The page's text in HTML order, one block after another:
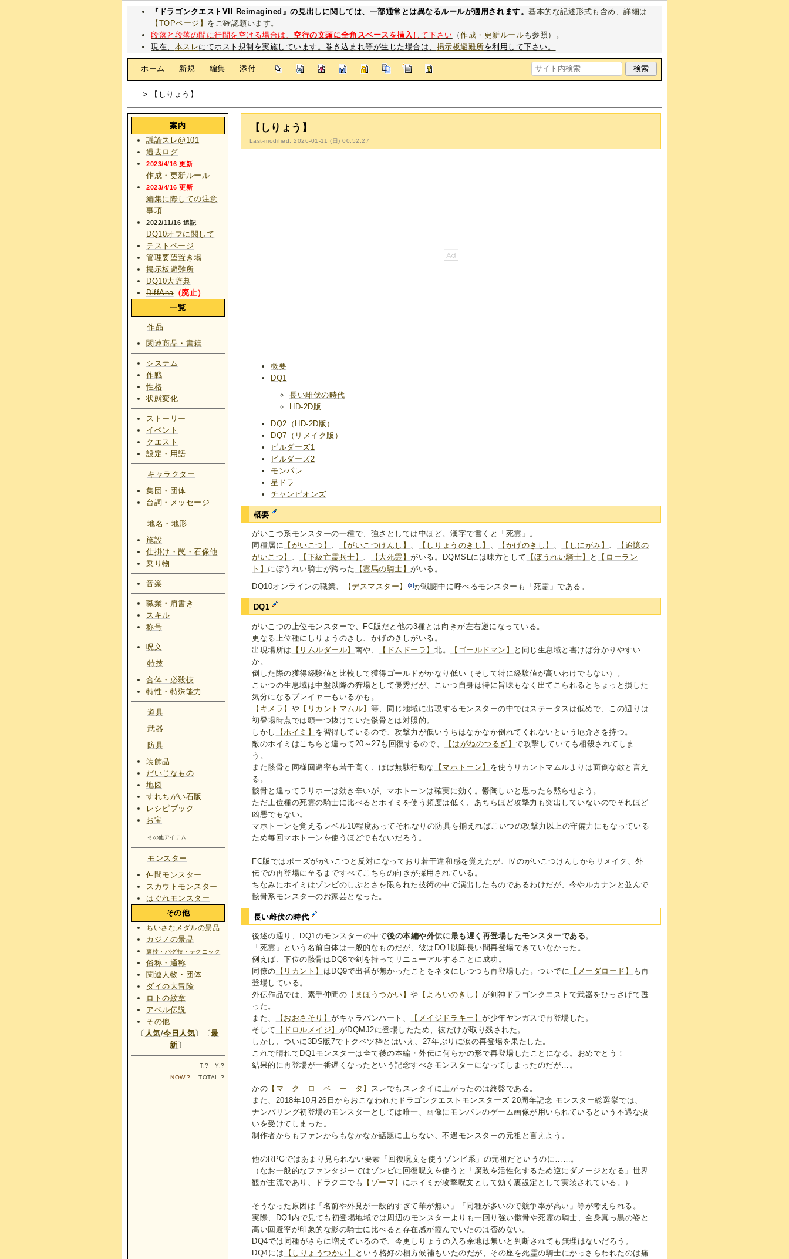
『ドラゴンクエストVII Reimagined』の見出しに関しては、一部通常とは異なるルールが適用されます。基本的な記述形式も含め、詳細は
【TOPページ】 をご確認願います。
段落と段落の間に行間を空ける場合は、 空行の文頭に全角スペースを挿入 して下さい （作成・更新ルール も参照）。
現在、 本スレにてホスト規制を実施しています。巻き込まれ等が生じた場合は、 掲示板避難所を利用して下さい。
ホーム 新規 編集 添付
> 【しりょう】
【しりょう】
Last-modified: 2026-01-11 (日) 00:52:27
概要
DQ1
長い雌伏の時代
HD-2D版
DQ2（HD-2D版）
DQ7（リメイク版）
ビルダーズ1
ビルダーズ2
モンパレ
星ドラ
チャンピオンズ
概要
がいこつ系モンスターの一種で、強さとしては中ほど。漢字で書くと「死霊」。
同種属に 【がいこつ】 、 【がいこつけんし】 、 【しりょうのきし】 、 【かげのきし】 、 【しにがみ】 、
【追憶の
がいこつ】 、 【下級亡霊兵士】 、 【大死霊】がいる。DQMSLには味方として 【ぼうれい騎士】 と
【ローラン
ト】 にぼうれい騎士が跨った 【霊馬の騎士】がいる。
DQ10オンラインの職業、 【デスマスター】 が戦闘中に呼べるモンスターも「死霊」である。
DQ1
がいこつの上位モンスターで、FC版だと他の3種とは向きが左右逆になっている。
更なる上位種にしりょうのきし、かげのきしがいる。
出現場所は
【リムルダール】 南や、 【ドムドーラ】 北。 【ゴールドマン】
と同じ生息域と書けば分かりやすい
か。
倒した際の獲得経験値と比較して獲得ゴールドがかなり低い（そして特に経験値が高いわけでもない）。
こいつの生息域は中盤以降の狩場として優秀だが、こいつ自身は特に旨味もなく出てこられるとちょっと損した
気分になるプレイヤーもいるかも。
【キメラ】 や 【リカントマムル】 等、同じ地域に出現するモンスターの中ではステータスは低めで、この辺りは
初登場時点では頭一つ抜けていた骸骨とは対照的。
しかし
【ホイミ】 を習得しているので、攻撃力が低いうちはなかなか倒れてくれないという厄介さを持つ。
敵のホイミはこちらと違って20～27も回復するので、
【はがねのつるぎ】で攻撃していても相殺されてしま
う。
また骸骨と同様回避率も若干高く、ほぼ無駄行動な
【マホトーン】 を使うリカントマムルよりは面倒な敵と言え
る。
骸骨と違ってラリホーは効き辛いが、マホトーンは確実に効く。鬱陶しいと思ったら黙らせよう。
ただ上位種の死霊の騎士に比べるとホイミを使う頻度は低く、あちらほど攻撃力も突出していないのでそれほど
凶悪でもない。
マホトーンを覚えるレベル10程度あってそれなりの防具を揃えればこいつの攻撃力以上の守備力にもなっている
ため毎回マホトーンを使うほどでもないだろう。
FC版ではポーズががいこつと反対になっており若干違和感を覚えたが、Ⅳのがいこつけんしからリメイク、外
伝での再登場に至るまですべてこちらの向きが採用されている。
ちなみにホイミはゾンビのしぶとさを限られた技術の中で演出したものであるわけだが、今やルカナンと並んで
骸骨系モンスターのお家芸となった。
長い雌伏の時代
後述の通り、DQ1のモンスターの中で後の本編や外伝に最も遅く再登場したモンスターである 。
「死霊」という名前自体は一般的なものだが、彼はDQ1以降長い間再登場できていなかった。
例えば、下位の骸骨はDQ8で剣を持ってリニューアルすることに成功。
同僚の 【リカント】 はDQ9で出番が無かったことをネタにしつつも再登場した。ついでに 【メーダロード】
も再
登場している。
外伝作品では、素手仲間の 【まほうつかい】や 【よろいのきし】が剣神ドラゴンクエストで武器をひっさげて甦
った。
また、
【おおさそり】がキャラバンハート、 【メイジドラキー】が少年ヤンガスで再登場した。
そして
【ドロルメイジ】 がDQMJ2に登場したため、彼だけが取り残された。
しかし、ついに3DS版7でトクベツ枠とはいえ、27年ぶりに涙の再登場を果たした。
これで晴れてDQ1モンスターは全て後の本編・外伝に何らかの形で再登場したことになる。おめでとう！
結果的に再登場が一番遅くなったという記念すべきモンスターになってしまったのだが…。
かの 【マ ク ロ ベ ー タ】
スレでもスレタイに上がったのは終盤である。
また、2018年10月26日からおこなわれたドラゴンクエストモンスターズ 20周年記念 モンスター総選挙では、
ナンバリング初登場のモンスターとしては唯一、画像にモンパレのゲーム画像が用いられているという不遇な扱
いを受けてしまった。
制作者からもファンからもなかなか話題に上らない、不遇モンスターの元祖と言えよう。
他のRPGではあまり見られない要素「回復呪文を使うゾンビ系」の元祖だというのに……。
（なお一般的なファンタジーではゾンビに回復呪文を使うと「腐敗を活性化するため逆にダメージとなる」世界
観が主流であり、ドラクエでも
【ゾーマ】 にホイミが攻撃呪文として効く裏設定として実装されている。）
そうなった原因は「名前や外見が一般的すぎて華が無い」「同種が多いので競争率が高い」等が考えられる。
実際、DQ1内で見ても初登場地域では周辺のモンスターよりも一回り強い骸骨や死霊の騎士、全身真っ黒の姿と
高い回避率が印象的な影の騎士に比べると存在感が霞んでいたのは否めない。
DQ4では同種がさらに増えているので、今更しりょうの入る余地は無いと判断されても無理はないだろう。
DQ4には
【しりょうつかい】
という格好の相方候補もいたのだが、その座を死霊の騎士にかっさらわれたのは痛
案内
議論スレ@101
過去ログ
2023/4/16 更新
作成・更新ルール
2023/4/16 更新
編集に際しての注意
事項
2022/11/16 追記
DQ10オフに関して
テストページ
管理要望置き場
掲示板避難所
DQ10大辞典
DiffAna（廃止）
一覧
作品
関連商品・書籍
システム
作戦
性格
状態変化
ストーリー
イベント
クエスト
設定・用語
キャラクター
集団・団体
台詞・メッセージ
地名・地形
施設
仕掛け・罠・石像他
乗り物
音楽
職業・肩書き
スキル
称号
呪文
特技
合体・必殺技
特性・特殊能力
道具
武器
防具
装飾品
だいじなもの
地図
すれちがい石版
レシピブック
お宝
その他アイテム
モンスター
仲間モンスター
スカウトモンスター
はぐれモンスター
その他
ちいさなメダルの景品
カジノの景品
裏技・バグ技・テクニック
俗称・通称
関連人物・団体
ダイの大冒険
ロトの紋章
アベル伝説
その他
〔 人気/今日人気〕〔最
新 〕
T.? Y.?
NOW.? TOTAL.?